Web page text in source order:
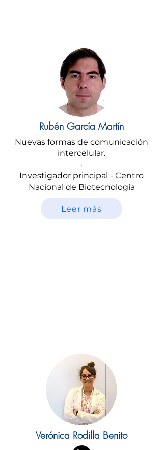
Rubén García Martín
Nuevas formas de comunicación
intercelular.
·
Investigador principal - Centro
Nacional de Biotecnología
Leer más
Verónica Rodilla Benito